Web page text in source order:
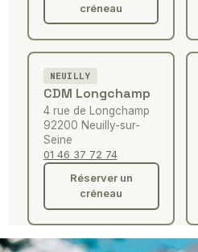
créneau
NEUILLY
CDM Longchamp
4 rue de Longchamp
92200 Neuilly-sur-
Seine
01 46 37 72 74
Réserver un
créneau